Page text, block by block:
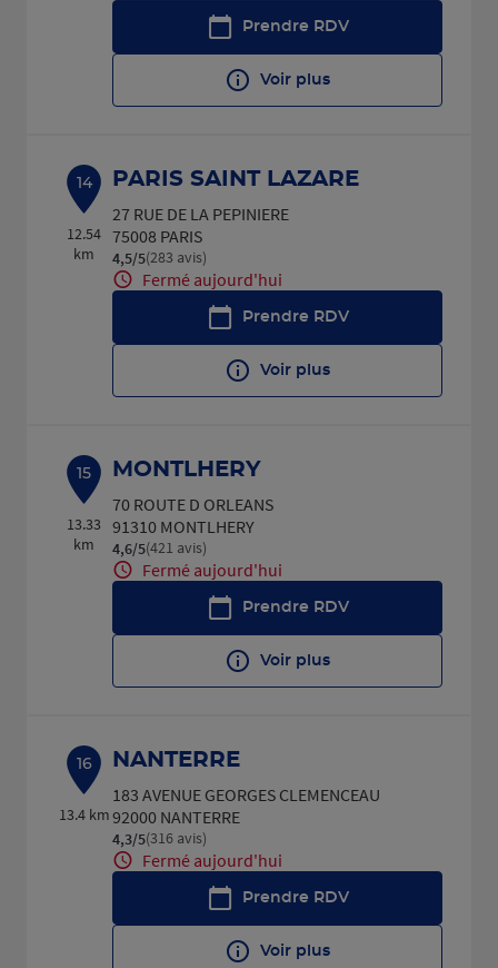
Prendre RDV
Voir plus
14
12.54
km
PARIS SAINT LAZARE
27 RUE DE LA PEPINIERE
75008 PARIS
4,5/5Note de 4.5 sur 5
(283 avis)
Fermé aujourd'hui
Prendre RDV
Voir plus
15
13.33
km
MONTLHERY
70 ROUTE D ORLEANS
91310 MONTLHERY
4,6/5Note de 4.6 sur 5
(421 avis)
Fermé aujourd'hui
Prendre RDV
Voir plus
16
13.4 km
NANTERRE
183 AVENUE GEORGES CLEMENCEAU
92000 NANTERRE
4,3/5Note de 4.3 sur 5
(316 avis)
Fermé aujourd'hui
Prendre RDV
Voir plus